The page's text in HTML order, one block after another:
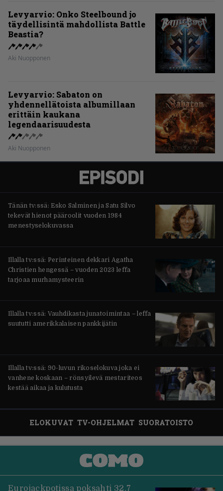
Levyarvio: Onko Steelbound jo
täydellisintä mahdollista Battle
Beastia?
Aki Nuopponen
Levyarvio: Sabaton on
yhdennellätoista albumillaan
erittäin kaukana
legendaarisuudesta
Aki Nuopponen
Tänän tv:ssä: Esko Salminen ja Satu Silvo
tekevät hienot pääroolit vuoden 1984
menestyselokuvassa
Illalla tv:ssä: Perinteinen dekkari Agatha
Christien hengessä – vuoden 2023 leffa
tarjoaa murhamysteerin
Illalla tv:ssä: Vauhdikasta junatoimintaa – leffa
suututti amerikkalaisen pankkijätin
Illalla tv:ssä: 90-luvun rikoselokuva joka ei
vanhene koskaan – rönsyilevä mestariteos
kestää aikaa ja kulutusta
ELOKUVAT TV-OHJELMAT SUORATOISTO
Eurojackpotissa poksahti 32,7